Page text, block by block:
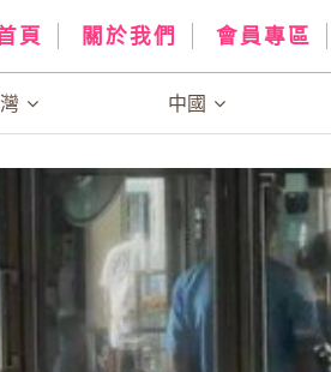
頁 關於我們 會員專區
中國